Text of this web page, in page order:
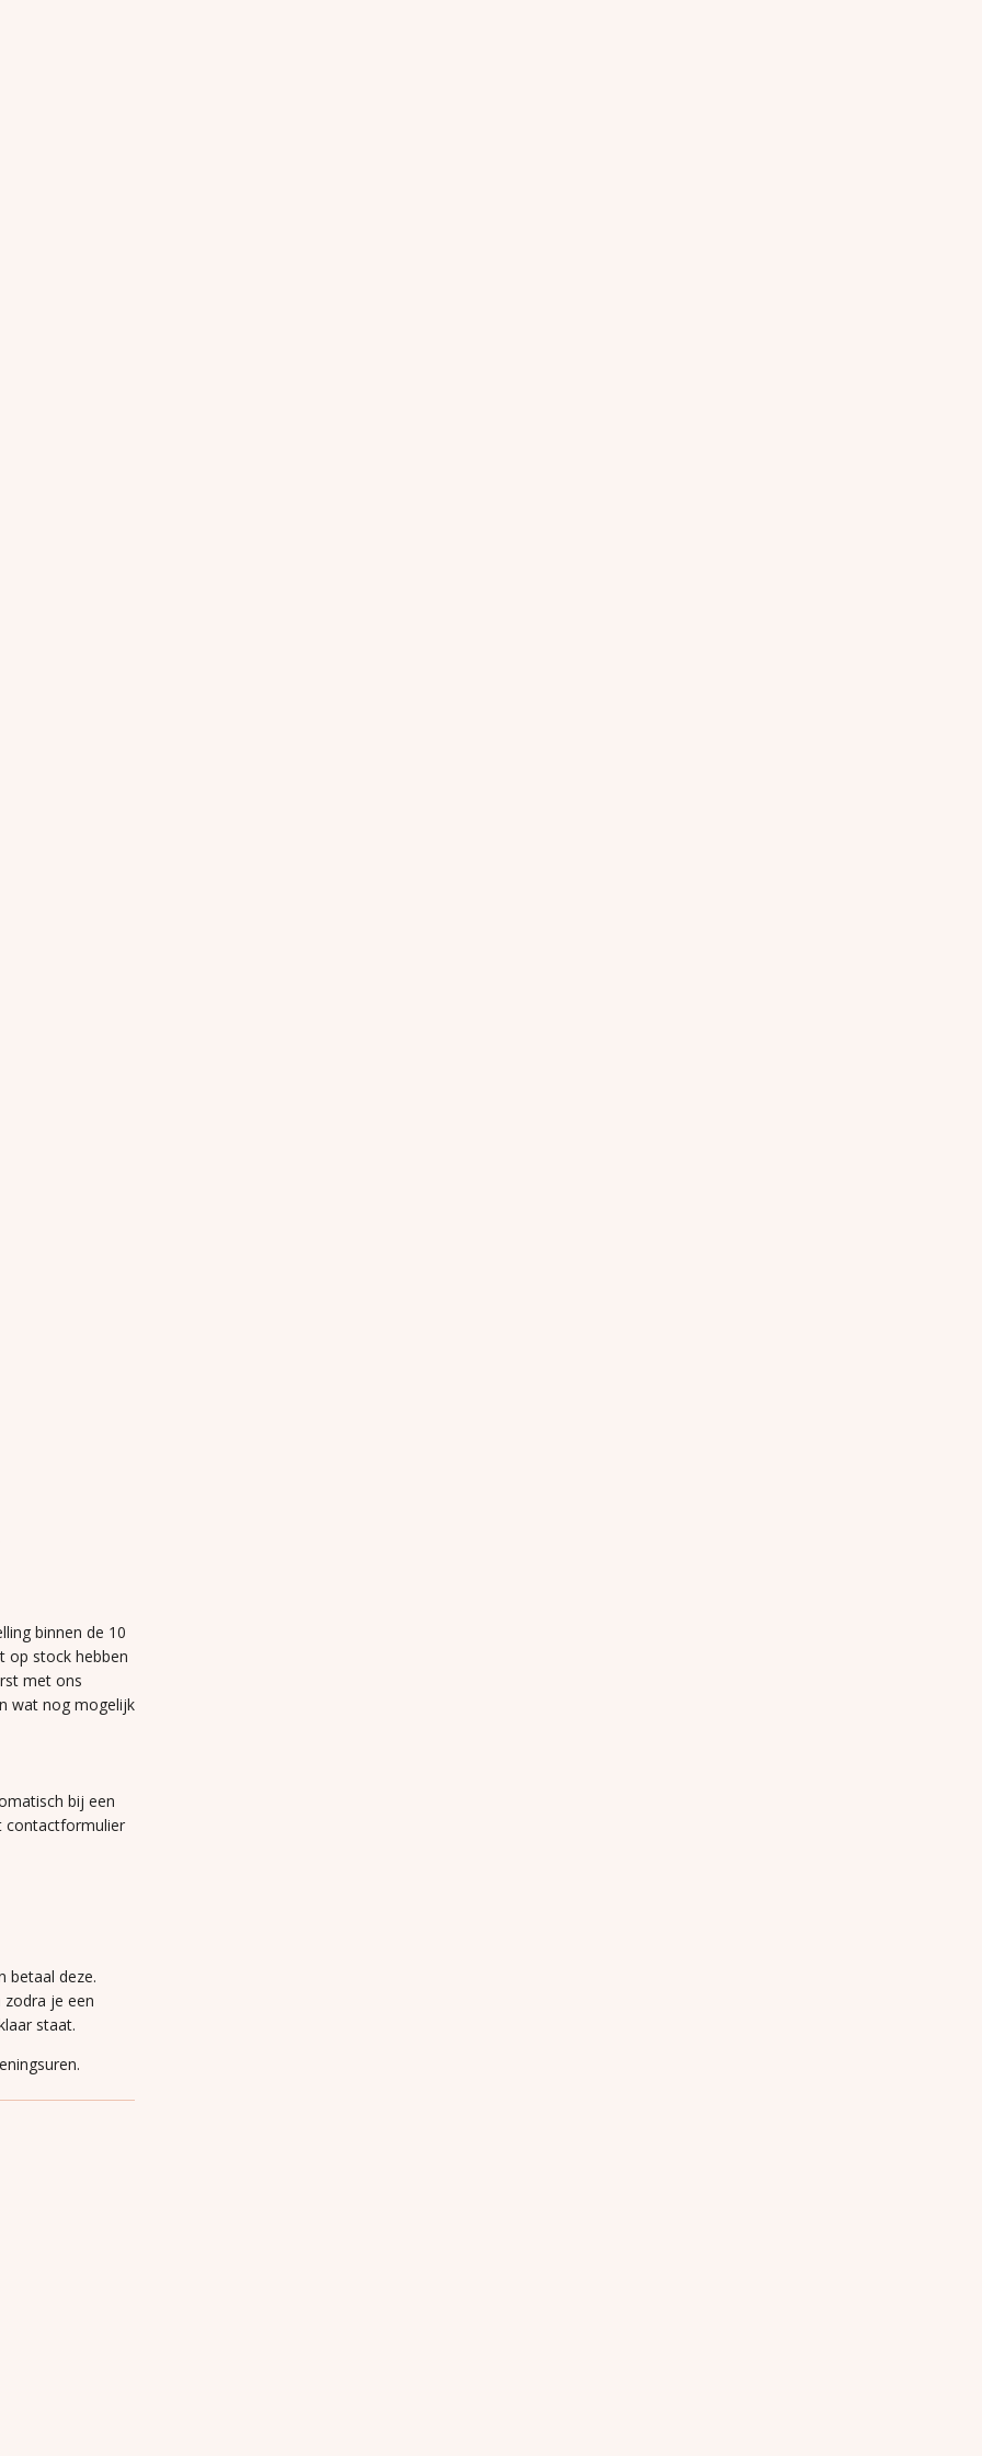
binnen de 10
op stock hebben
met ons
wat nog mogelijk
bij een
contactformulier
betaal deze.
zodra je een
staat.